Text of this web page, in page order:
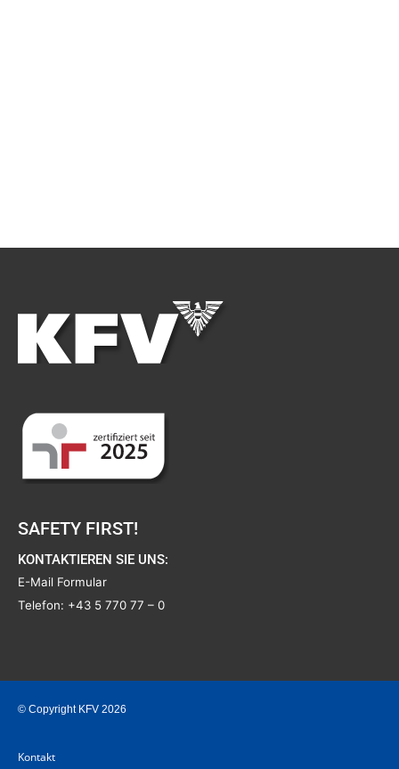
SAFETY FIRST!
KONTAKTIEREN SIE UNS:
E-Mail Formular
Telefon: +43 5 770 77 – 0
© Copyright KFV 2026
Kontakt